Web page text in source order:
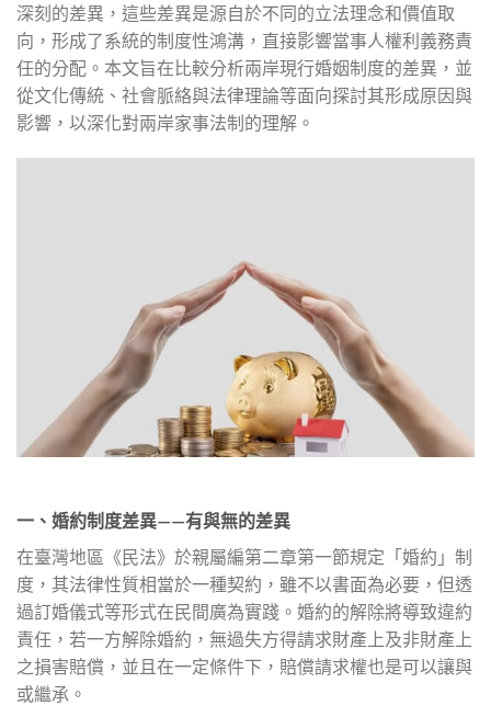
深刻的差異，這些差異是源自於不同的立法理念和價值取
向，形成了系統的制度性鴻溝，直接影響當事人權利義務責
任的分配。本文旨在比較分析兩岸現行婚姻制度的差異，並
從文化傳統、社會脈絡與法律理論等面向探討其形成原因與
影響，以深化對兩岸家事法制的理解。
一、婚約制度差異——有與無的差異
在臺灣地區《民法》於親屬編第二章第一節規定「婚約」制
度，其法律性質相當於一種契約，雖不以書面為必要，但透
過訂婚儀式等形式在民間廣為實踐。婚約的解除將導致違約
責任，若一方解除婚約，無過失方得請求財產上及非財產上
之損害賠償，並且在一定條件下，賠償請求權也是可以讓與
或繼承。